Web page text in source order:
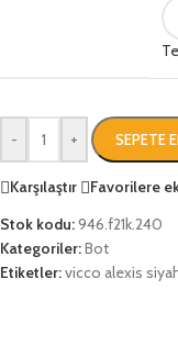
- + SEPETE
Karşılaştır
Favorilere
Stok kodu:946.f21k.240
Kategoriler:Bot
Etiketler:vicco alexis